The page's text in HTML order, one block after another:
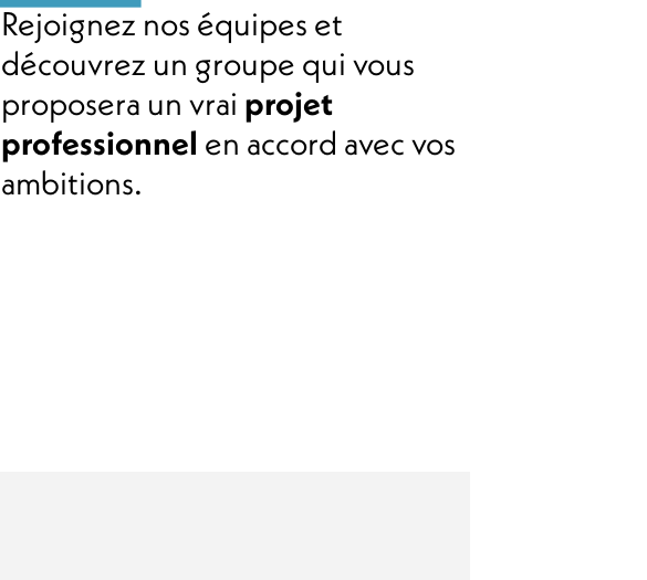
Rejoignez nos équipes et
découvrez un groupe qui vous
proposera un vrai projet
professionnel en accord avec vos
ambitions.